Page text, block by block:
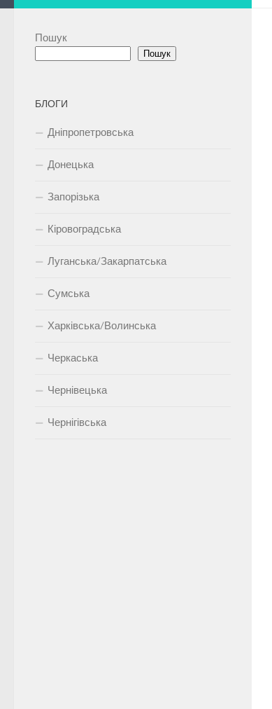
Пошук
Пошук
БЛОГИ
Дніпропетровська
Донецька
Запорізька
Кіровоградська
Луганська/Закарпатська
Сумська
Харківська/Волинська
Черкаська
Чернівецька
Чернігівська